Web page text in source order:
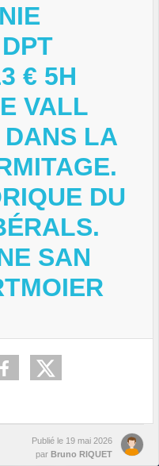
€ 5H
VALL
LA
DU
SAN
Publié le 19 mai 2026
par Bruno RIQUET